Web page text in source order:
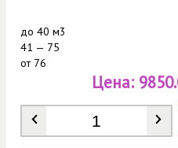
до 40 м3
41 — 75
от76
Количество
Цена: